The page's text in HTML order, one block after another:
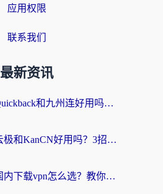
应用权限
联系我们
最新资讯
海外党必看：Quickback和九州连好用吗？3步选对回国加速器实现无缝刷国内资源
海外党必看：云极和KanCN好用吗？3招教你选对回国加速器（附免费VPN避坑指南）
海外党必看：国内下载vpn怎么选？教你无缝访问国内资源的实用指南